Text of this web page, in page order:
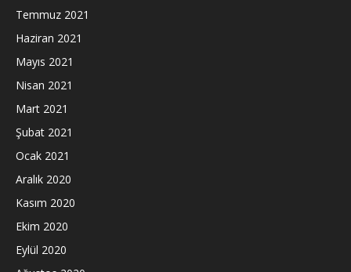
Temmuz 2021
Haziran 2021
Mayıs 2021
Nisan 2021
Mart 2021
Şubat 2021
Ocak 2021
Aralık 2020
Kasım 2020
Ekim 2020
Eylül 2020